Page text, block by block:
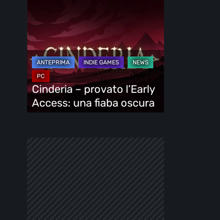
l’Early
Access:
una
fiaba
oscura
Cinderia – provato l’Early
Access: una fiaba oscura